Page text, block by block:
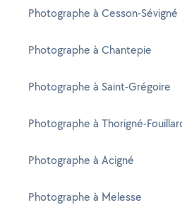
Photographe à Cesson-Sévigné
Photographe à Chantepie
Photographe à Saint-Grégoire
Photographe à Thorigné-
Photographe à Acigné
Photographe à Melesse